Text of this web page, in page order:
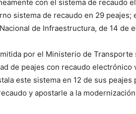
con el sistema de recaudo
sistema de recaudo en 29 peajes;
de Infraestructura, de 14 de
por el Ministerio de Transporte
de peajes con recaudo electrónico
este sistema en 12 de sus peajes
y apostarle a la